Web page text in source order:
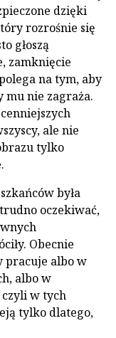
dzięki
rozrośnie się
głoszą
zamknięcie
na tym, aby
mu nie zagraża.
ale nie
tylko
była
oczekiwać,
Obecnie
pracuje albo w
albo w
w tych
tylko dlatego,